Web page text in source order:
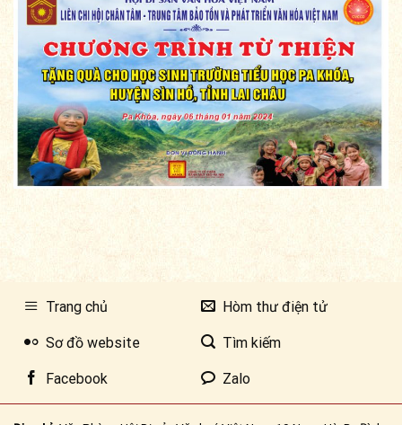
Trang chủ Hòm thư điện tử
Sơ đồ website Tìm kiếm
Facebook Zalo